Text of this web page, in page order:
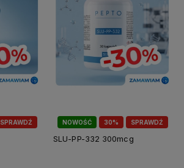
SPRAWDŹ 30%
NOWOŚĆ SPRAWDŹ
SLU-PP-332 300mcg